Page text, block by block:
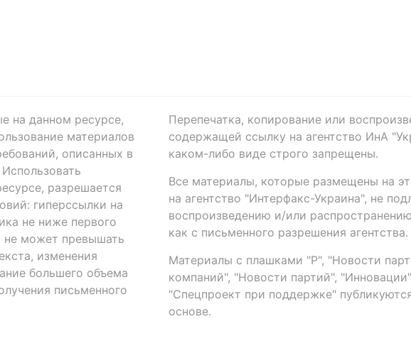
на данном ресурсе,
материалов
описанных в
разрешается
гиперссылки на
не ниже первого
не может превышать
изменения
большего объема
письменного
Перепечатка, копирование или
содержащей ссылку на агентство ИнА
каком-либо виде строго запрещены.
Все материалы, которые размещены на
на агентство "Интерфакс-Украина", не
воспроизведению и/или
как с письменного разрешения агентства.
Материалы с плашками "Р", "Новости
компаний", "Новости партий",
"Спецпроект при поддержке"
основе.